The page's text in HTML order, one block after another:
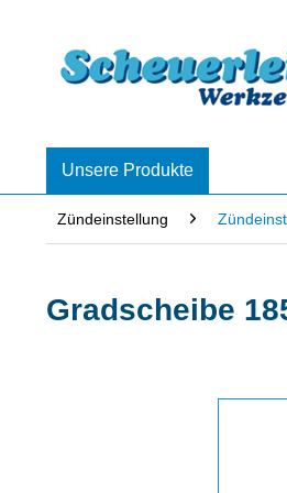
Unsere Produkte
Zündeinstellung
Gradscheibe